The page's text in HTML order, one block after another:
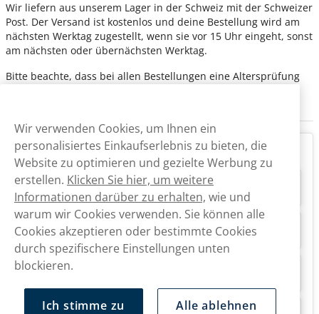
Wir liefern aus unserem Lager in der Schweiz mit der Schweizer
Post. Der Versand ist kostenlos und deine Bestellung wird am
nächsten Werktag zugestellt, wenn sie vor 15 Uhr eingeht, sonst
am nächsten oder übernächsten Werktag.
Bitte beachte, dass bei allen Bestellungen eine Altersprüfung
FAQ
Ist KLINT Snus in der Schweiz erhältlich?
Kann ich KLINT in der Schweiz kaufen?
Wie schnell werden KLINT Produkte geliefert?
Wir verwenden Cookies, um Ihnen ein
personalisiertes Einkaufserlebnis zu bieten, die
Website zu optimieren und gezielte Werbung zu
erstellen. Klicken Sie hier, um weitere
Informationen darüber zu erhalten, wie und
warum wir Cookies verwenden. Sie können alle
Cookies akzeptieren oder bestimmte Cookies
durch spezifischere Einstellungen unten
blockieren.
Ich stimme zu Alle ablehnen